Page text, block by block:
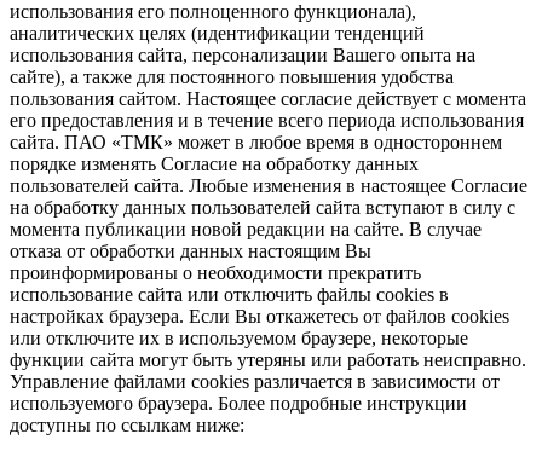
использования его полноценного функционала),
аналитических целях (идентификации тенденций
использования сайта, персонализации Вашего опыта на
сайте), а также для постоянного повышения удобства
пользования сайтом. Настоящее согласие действует с момента
его предоставления и в течение всего периода использования
сайта. ПАО «ТМК» может в любое время в одностороннем
порядке изменять Согласие на обработку данных
пользователей сайта. Любые изменения в настоящее Согласие
на обработку данных пользователей сайта вступают в силу с
момента публикации новой редакции на сайте. В случае
отказа от обработки данных настоящим Вы
проинформированы о необходимости прекратить
использование сайта или отключить файлы cookies в
настройках браузера. Если Вы откажетесь от файлов cookies
или отключите их в используемом браузере, некоторые
функции сайта могут быть утеряны или работать неисправно.
Управление файлами cookies различается в зависимости от
используемого браузера. Более подробные инструкции
доступны по ссылкам ниже: